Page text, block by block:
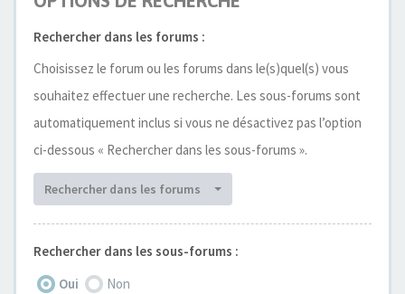
Rechercher dans les forums :
Choisissez le forum ou les forums dans le(s)quel(s) vous
souhaitez effectuer une recherche. Les sous-forums sont
automatiquement inclus si vous ne désactivez pas l’option
ci-dessous « Rechercher dans les sous-forums ».
Rechercher dans les forums
Rechercher dans les sous-forums :
Oui
Non